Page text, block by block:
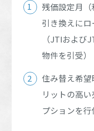
残価設定月
引き換えに
（JTIおよび
物件を引受）
住み替え希
リットの高
プションを行